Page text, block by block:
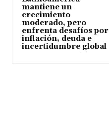
mantiene un
crecimiento
moderado, pero
enfrenta desafíos por
inflación, deuda e
incertidumbre global